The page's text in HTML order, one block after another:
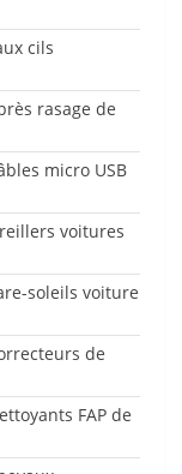
cils
rasage de
micro USB
voitures
soleils voiture
de
FAP de